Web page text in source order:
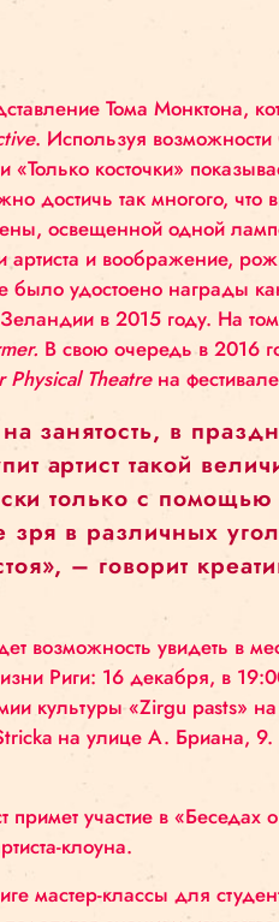
очень
цирка. Билеты
представление
Kallo Collective.
«Только
возможно достичь
сцены,
артиста и
было
в Новой Зеландии в
Out Performer.В свою
Award for Physical
на
выступит
практически
Не зря в
стоя», –
будет
жизни Риги:
академии
K. Fon Stricka на